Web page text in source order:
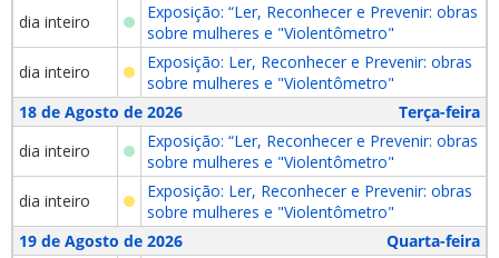
dia inteiro
Exposição: “Ler, Reconhecer e Prevenir: obras
sobre mulheres e "Violentômetro"
dia inteiro
Exposição: Ler, Reconhecer e Prevenir: obras
sobre mulheres e "Violentômetro"
18 de Agosto de 2026
Terça-feira
dia inteiro
Exposição: “Ler, Reconhecer e Prevenir: obras
sobre mulheres e "Violentômetro"
dia inteiro
Exposição: Ler, Reconhecer e Prevenir: obras
sobre mulheres e "Violentômetro"
19 de Agosto de 2026
Quarta-feira